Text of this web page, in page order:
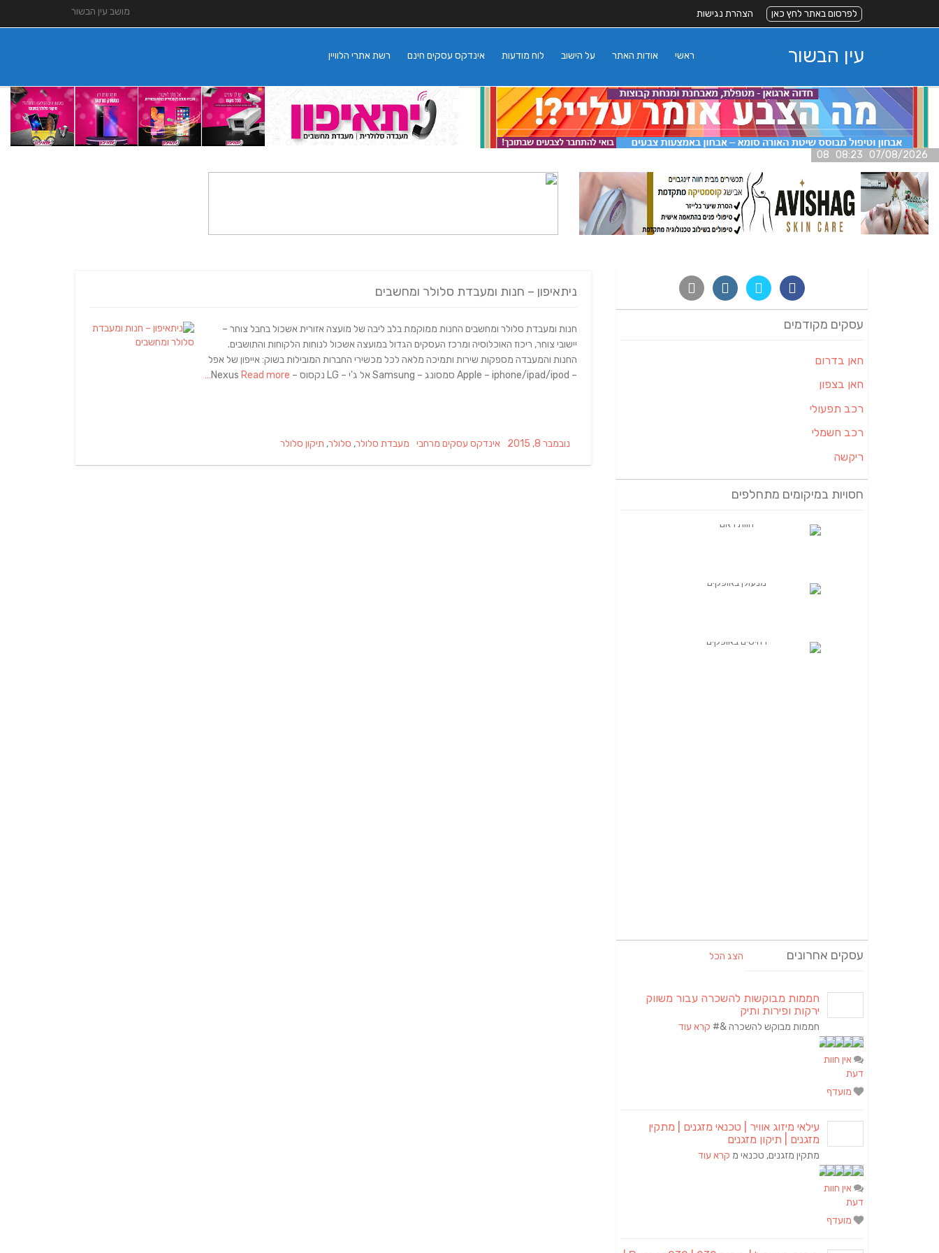
מושב עין הבשור לפרסום באתר לחץ כאן הצהרת נגישות
עין הבשור רשת אתרי הלוויין אינדקס עסקים חינם לוח מודעות על הישוב אודות האתר ראשי
07/08/2026 08:23 08
ניתאיפון – חנות ומעבדת סלולר ומחשבים
חנות ומעבדת סלולר ומחשבים החנות ממוקמת בלב ליבה של מועצה אזורית אשכול בחבל צוחר –
יישובי צוחר, ריכוז האוכלוסיה ומרכז העסקים הגדול במועצה אשכול לנוחות הלקוחות והתושבים.
החנות והמעבדה מספקות שירות ותמיכה מלאה לכל מכשירי החברות המובילות בשוק: אייפון של אפל
– Apple – iphone/ipad/ipod סמסונג – Samsung אל ג'י – LG נקסוס – Nexus
Read more…
Posted
נובמבר 8, 2015 Categories
אינדקס עסקים מרחבי Tags
מעבדת סלולר, סלולר, תיקון סלולר
עסקים מקודמים
חאן בדרום
חאן בצפון
רכב תפעולי
רכב חשמלי
ריקשה
חסויות במיקומים מתחלפים
עסקים אחרונים הצג הכל
חממות מבוקשות להשכרה עבור משווק
ירקות ופירות ותיק
חממות מבוקש להשכרה &# קרא עוד
אין חוות
דעת
מועדף
עילאי מיזוג אוויר | טכנאי מזגנים | מתקין
מזגנים | תיקון מזגנים
מתקין מזגנים, טכנאי מ קרא עוד
אין חוות
דעת
מועדף